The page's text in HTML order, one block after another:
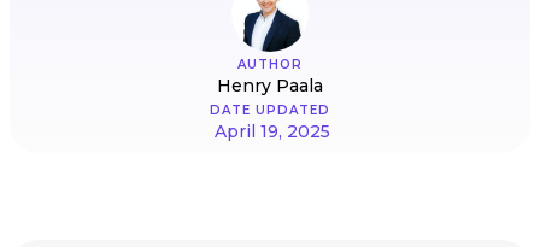
AUTHOR
Henry Paala
DATE UPDATED
April 19, 2025